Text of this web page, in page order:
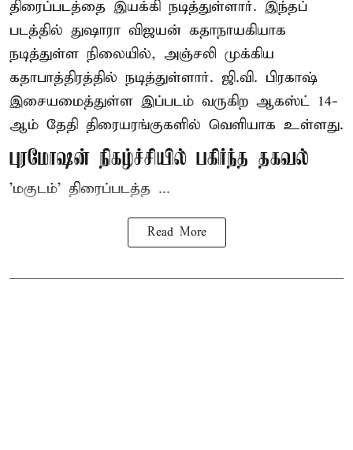
திரைப்படத்தை இயக்கி நடித்துள்ளார். இந்தப்
படத்தில் துஷாரா விஜயன் கதாநாயகியாக
நடித்துள்ள நிலையில், அஞ்சலி முக்கிய
கதாபாத்திரத்தில் நடித்துள்ளார். ஜி.வி. பிரகாஷ்
இசையமைத்துள்ள இப்படம் வருகிற ஆகஸ்ட் 14-
ஆம் தேதி திரையரங்குகளில் வெளியாக உள்ளது.
புரமோஷன் நிகழ்ச்சியில் பகிர்ந்த தகவல்
'மகுடம்' திரைப்படத்த ...
Read More